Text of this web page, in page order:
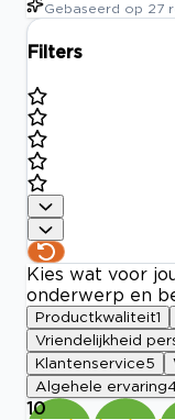
Gebaseerd op 27
Filters
Kies wat voor
onderwerp en
Productkwaliteit1
Vriendelijkheid
Klantenservice5
Algehele ervaring
10